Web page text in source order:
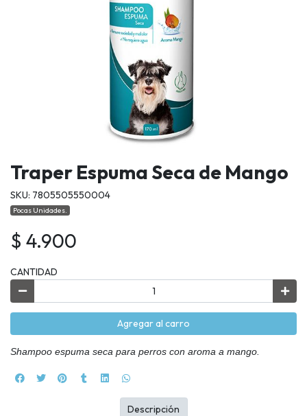
Traper Espuma Seca de Mango
SKU: 7805505550004
Pocas Unidades.
$ 4.900
CANTIDAD
Agregar al carro
Shampoo espuma seca para perros con aroma a mango.
Descripción